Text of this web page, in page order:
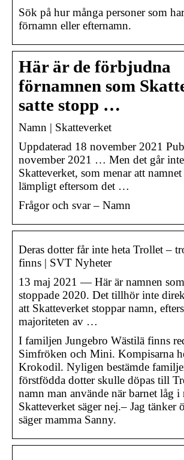
Sök på hur många personer som
förnamn eller efternamn.
Här är de förbjudna
förnamnen som
satte stopp …
Namn | Skatteverket
Uppdaterad 18 november 2021
november 2021 … Men det går
Skatteverket, som menar att
lämpligt eftersom det …
Frågor och svar – Namn
Deras dotter får inte heta Trollet –
finns | SVT Nyheter
13 maj 2021 — Här är namnen
stoppade 2020. Det tillhör inte
att Skatteverket stoppar namn,
majoriteten av …
I familjen Jungebro Wästilä finns
Simfröken och Mini. Kompisarna
Krokodil. Nyligen bestämde
förstfödda dotter skulle döpas till
namn man använde när barnet låg i
Skatteverket säger nej.– Jag tänker
säger mamma Sanny.